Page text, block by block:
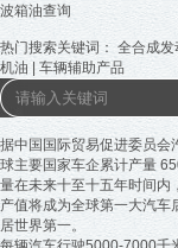
波箱油查询
热门搜索关键词： 全合成发
机油
车辆辅助产品
据中国国际贸易促进委员
球主要国家车企累计产量
量在未来十至十五年时间内
产值将成为全球第一大汽
居世界第一。